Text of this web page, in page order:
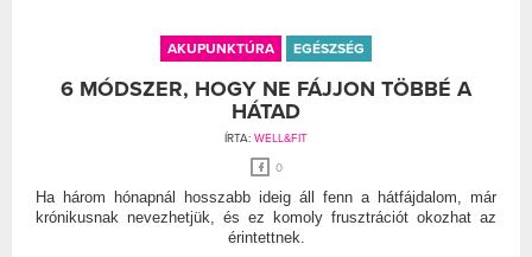
AKUPUNKTÚRA EGÉSZSÉG
6 MÓDSZER, HOGY NE FÁJJON TÖBBÉ A
HÁTAD
ÍRTA: WELL&FIT
0
Ha három hónapnál hosszabb ideig áll fenn a hátfájdalom, már
krónikusnak nevezhetjük, és ez komoly frusztrációt okozhat az
érintettnek.